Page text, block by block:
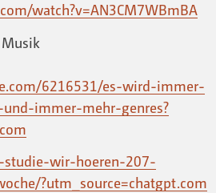
watch?v=AN3CM7WBmBA
6216531/es-wird-immer-
immer-mehr-genres?
wir-hoeren-207-
?utm_source=chatgpt.com